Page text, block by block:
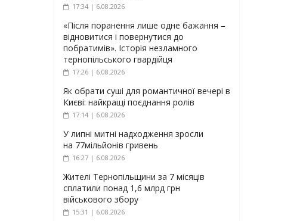
17:34 | 6.08.2026
«Після поранення лише одне бажання –
відновитися і повернутися до
побратимів». Історія незламного
тернопільського гвардійця
17:26 | 6.08.2026
Як обрати суші для романтичної вечері в
Києві: найкращі поєднання ролів
17:14 | 6.08.2026
У липні митні надходження зросли
на 77мільйонів гривень
16:27 | 6.08.2026
Жителі Тернопільщини за 7 місяців
сплатили понад 1,6 млрд грн
військового збору
15:31 | 6.08.2026